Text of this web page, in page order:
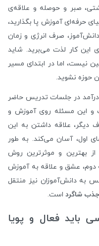
صبر و حوصله و علاقه‌ی
حرفه‌ای آموزش پا بگذارید،
صرف انرژی و زمان
این کار لذت می‌برید. شاید
نیست، اما در ابتدای مسیر
حوزه نشوید.
در جلسات تدریس حاضر
این مسئله روی آموزش و
دیگر، علاقه داشتن به این
اول، آسان می‌کند. به طور
از بهترین و موثرترین روش
دوم، عشق و علاقه به آموزش
به دانش‌آموزان نیز منتقل
شاگرد است.
باید فعال و پویا